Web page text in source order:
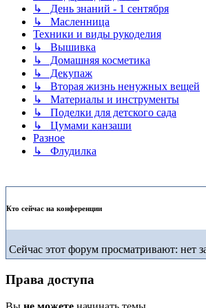
↳ День знаний - 1 сентября
↳ Масленница
Техники и виды рукоделия
↳ Вышивка
↳ Домашняя косметика
↳ Декупаж
↳ Вторая жизнь ненужных вещей
↳ Материалы и инструменты
↳ Поделки для детского сада
↳ Цумами канзаши
Разное
↳ Флудилка
Кто сейчас на конференции
Сейчас этот форум просматривают: нет
Права доступа